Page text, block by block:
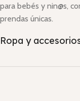
para bebés y nin@s,
prendas únicas.
Ropa y